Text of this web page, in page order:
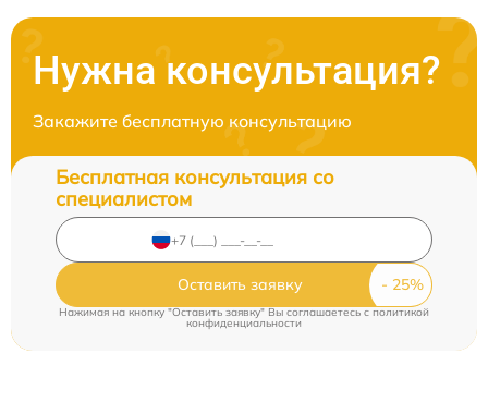
Нужна консультация?
Закажите бесплатную консультацию
Бесплатная консультация со
специалистом
Оставить заявку
Нажимая на кнопку "Оставить заявку" Вы соглашаетесь c политикой
конфиденциальности